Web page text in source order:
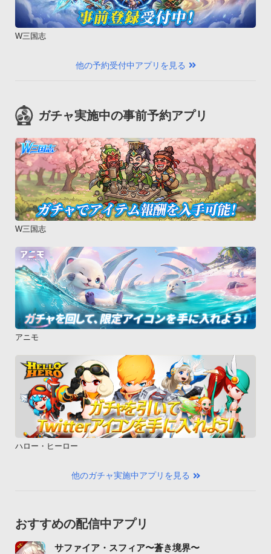
W三国志
他の予約受付中アプリを見る
ガチャ実施中の事前予約アプリ
W三国志
アニモ
ハロー・ヒーロー
他のガチャ実施中アプリを見る
おすすめの配信中アプリ
サファイア・スフィア〜蒼き境界〜